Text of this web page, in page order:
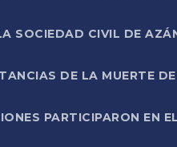
SOCIEDAD CIVIL DE
DE LA MUERTE
PARTICIPARON EN